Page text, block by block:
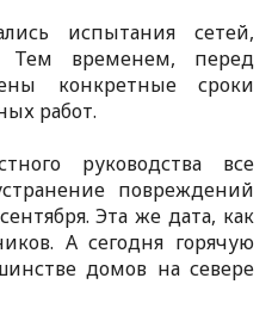
испытания сетей,
Тем временем, перед
конкретные сроки
работ.
руководства все
повреждений
Эта же дата, как
А сегодня горячую
домов на севере